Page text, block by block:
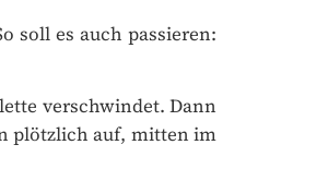
es auch passieren:
verschwindet. Dann
auf, mitten im